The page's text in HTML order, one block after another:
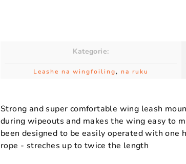
Strong and super comfortable wing leash
during wipeouts and makes the wing easy to
been designed to be easily operated with
rope - streches up to twice the length
Kategorie:
Leashe na wingfoiling, na ruku